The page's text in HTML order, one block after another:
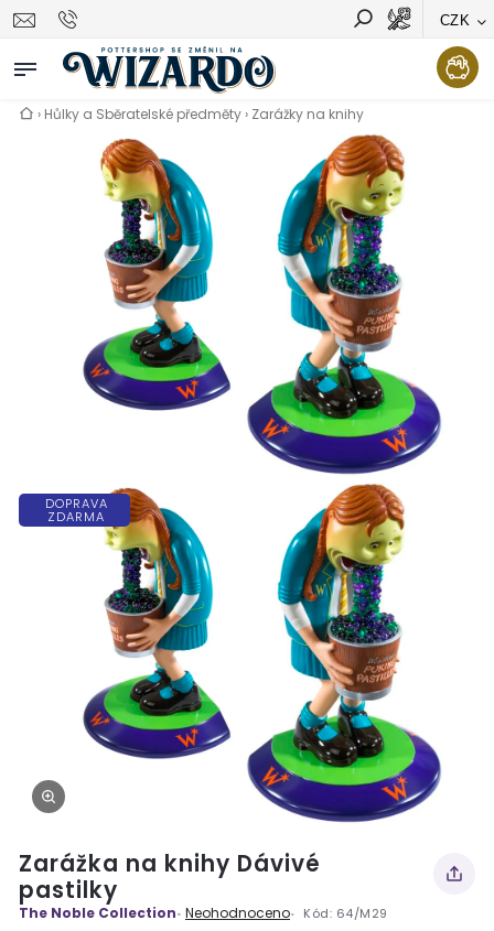
CZK
Vyhledávání Hledat
› Hůlky a Sběratelské předměty › Zarážky na knihy
DOPRAVA
ZDARMA
Zarážka na knihy Dávivé
pastilky
The Noble Collection Neohodnoceno Kód: 64/M29